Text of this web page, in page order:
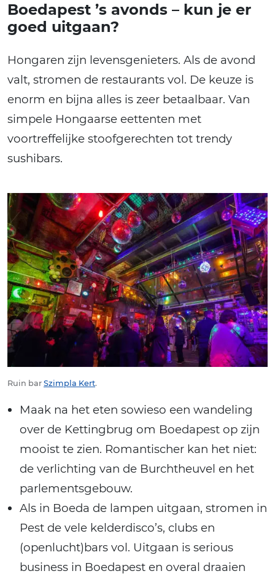
Boedapest ’s avonds – kun je er
goed uitgaan?
Hongaren zijn levensgenieters. Als de avond
valt, stromen de restaurants vol. De keuze is
enorm en bijna alles is zeer betaalbaar. Van
simpele Hongaarse eettenten met
voortreffelijke stoofgerechten tot trendy
sushibars.
Ruin bar Szimpla Kert.
Maak na het eten sowieso een wandeling
over de Kettingbrug om Boedapest op zijn
mooist te zien. Romantischer kan het niet:
de verlichting van de Burchtheuvel en het
parlementsgebouw.
Als in Boeda de lampen uitgaan, stromen in
Pest de vele kelderdisco’s, clubs en
(openlucht)bars vol. Uitgaan is serious
business in Boedapest en overal draaien